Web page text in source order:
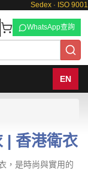
Sedex · ISO 9001
WhatsApp查詢
EN
| 香港衛衣
，是時尚與實用的